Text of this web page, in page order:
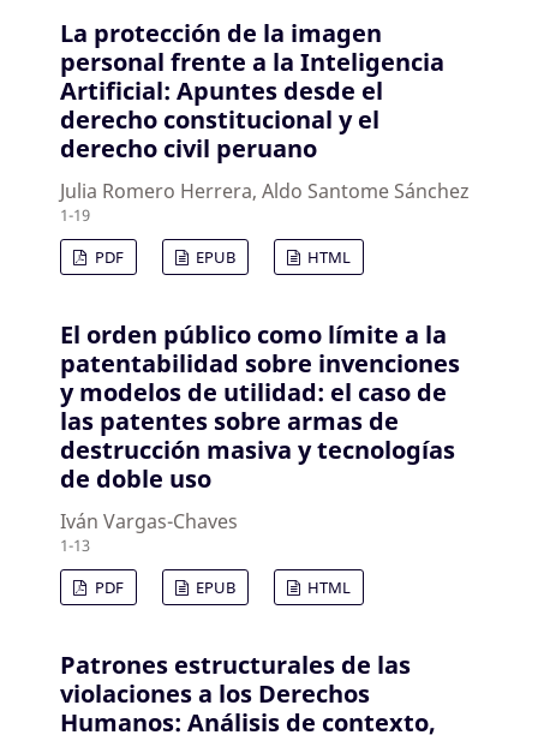
La protección de la imagen
personal frente a la Inteligencia
Artificial: Apuntes desde el
derecho constitucional y el
derecho civil peruano
Julia Romero Herrera, Aldo Santome Sánchez
1-19
PDF
EPUB HTML
El orden público como límite a la
patentabilidad sobre invenciones
y modelos de utilidad: el caso de
las patentes sobre armas de
destrucción masiva y tecnologías
de doble uso
Iván Vargas-Chaves
1-13
PDF
EPUB HTML
Patrones estructurales de las
violaciones a los Derechos
Humanos: Análisis de contexto,